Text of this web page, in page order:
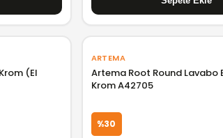
(El
ARTEMA
Artema Root Round Lavabo
Krom A42705
%30